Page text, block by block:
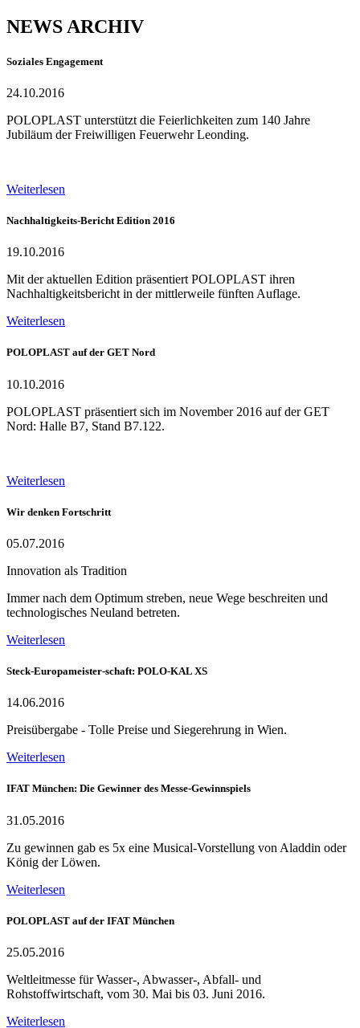
NEWS ARCHIV
Soziales Engagement
24.10.2016
POLOPLAST unterstützt die Feierlichkeiten zum 140 Jahre
Jubiläum der Freiwilligen Feuerwehr Leonding.
Weiterlesen
Nachhaltigkeits-Bericht Edition 2016
19.10.2016
Mit der aktuellen Edition präsentiert POLOPLAST ihren
Nachhaltigkeitsbericht in der mittlerweile fünften Auflage.
Weiterlesen
POLOPLAST auf der GET Nord
10.10.2016
POLOPLAST präsentiert sich im November 2016 auf der GET
Nord: Halle B7, Stand B7.122.
Weiterlesen
Wir denken Fortschritt
05.07.2016
Innovation als Tradition
Immer nach dem Optimum streben, neue Wege beschreiten und
technologisches Neuland betreten.
Weiterlesen
Steck-Europameister-schaft: POLO-KAL XS
14.06.2016
Preisübergabe - Tolle Preise und Siegerehrung in Wien.
Weiterlesen
IFAT München: Die Gewinner des Messe-Gewinnspiels
31.05.2016
Zu gewinnen gab es 5x eine Musical-Vorstellung von Aladdin oder
König der Löwen.
Weiterlesen
POLOPLAST auf der IFAT München
25.05.2016
Weltleitmesse für Wasser-, Abwasser-, Abfall- und
Rohstoffwirtschaft, vom 30. Mai bis 03. Juni 2016.
Weiterlesen